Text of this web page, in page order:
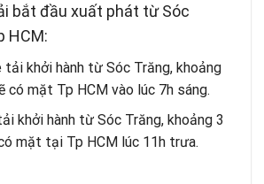
bắt đầu xuất phát từ Sóc
HCM:
tải khởi hành từ Sóc Trăng, khoảng
có mặt Tp HCM vào lúc 7h sáng.
khởi hành từ Sóc Trăng, khoảng 3
mặt tại Tp HCM lúc 11h trưa.